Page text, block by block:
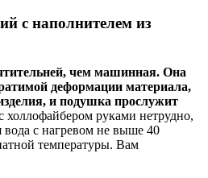
с наполнителем из
чем машинная. Она
деформации материала,
и подушка прослужит
холлофайбером руками нетрудно,
вода с нагревом не выше 40
температуры. Вам